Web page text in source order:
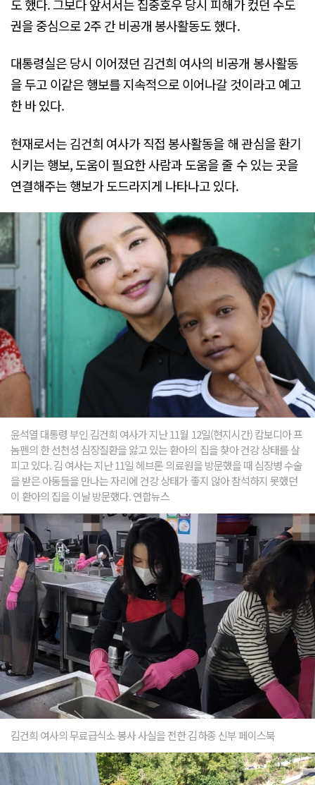
도 했다. 그보다 앞서서는 집중호우 당시 피해가 컸던 수도
권을 중심으로 2주 간 비공개 봉사활동도 했다.
대통령실은 당시 이어졌던 김건희 여사의 비공개 봉사활동
을 두고 이같은 행보를 지속적으로 이어나갈 것이라고 예고
한 바 있다.
현재로서는 김건희 여사가 직접 봉사활동을 해 관심을 환기
시키는 행보, 도움이 필요한 사람과 도움을 줄 수 있는 곳을
연결해주는 행보가 도드라지게 나타나고 있다.
윤석열 대통령 부인 김건희 여사가 지난 11월 12일(현지시간) 캄보디아 프
놈펜의 한 선천성 심장질환을 앓고 있는 환아의 집을 찾아 건강 상태를 살
피고 있다. 김 여사는 지난 11일 헤브론 의료원을 방문했을 때 심장병 수술
을 받은 아동들을 만나는 자리에 건강 상태가 좋지 않아 참석하지 못했던
이 환아의 집을 이날 방문했다. 연합뉴스
김건희 여사의 무료급식소 봉사 사실을 전한 김하종 신부 페이스북